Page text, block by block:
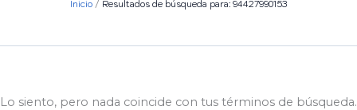
Inicio Resultados de búsqueda para: 94427990153
Lo siento, pero nada coincide con tus términos de búsqueda.